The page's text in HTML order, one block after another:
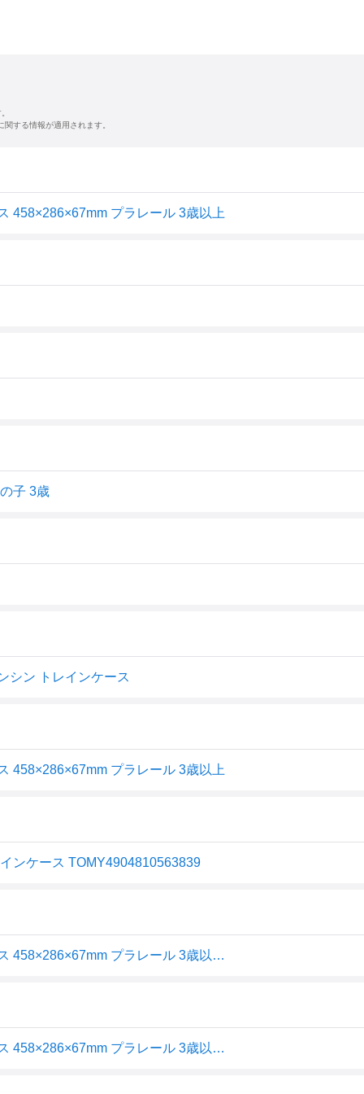
する情報が適用されます。
458×286×67mm プラレール 3歳以上
子 3歳
シン トレインケース
458×286×67mm プラレール 3歳以上
ンケース TOMY4904810563839
タカラトミー(TAKARA TOMY) 車庫に変身! トレインケース 458×286×67mm プラレール 3歳以上 送料無料
タカラトミー(TAKARA TOMY) 車庫に変身! トレインケース 458×286×67mm プラレール 3歳以上 送料無料